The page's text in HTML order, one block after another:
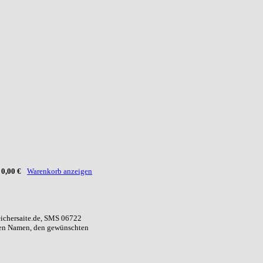
0,00 € Warenkorb anzeigen
SMS 06722
Namen, den gewünschten